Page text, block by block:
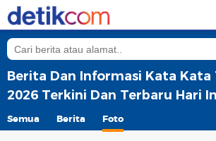
Berita Dan Informasi Kata Kata
2026 Terkini Dan Terbaru Hari
Semua Berita Foto